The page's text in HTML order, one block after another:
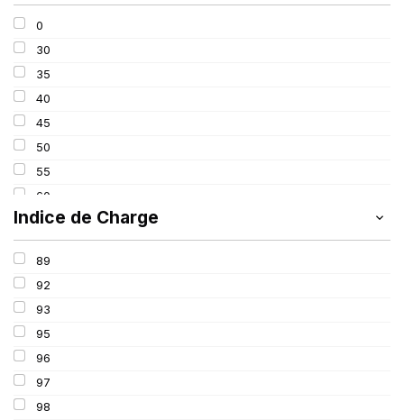
265
275
285
295
305
315
325
0
30
35
40
45
50
55
60
65
70
75
80
85
100
Indice de Charge
89
92
93
95
96
97
98